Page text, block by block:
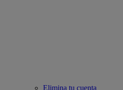
Elimina tu cuenta